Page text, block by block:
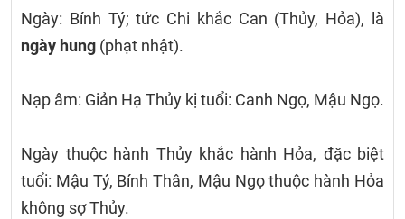
Ngày: Bính Tý; tức Chi khắc Can (Thủy, Hỏa), là
ngày hung (phạt nhật).
Nạp âm: Giản Hạ Thủy kị tuổi: Canh Ngọ, Mậu Ngọ.
Ngày thuộc hành Thủy khắc hành Hỏa, đặc biệt
tuổi: Mậu Tý, Bính Thân, Mậu Ngọ thuộc hành Hỏa
không sợ Thủy.